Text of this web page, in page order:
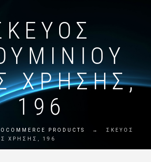
ΧΡΉΣΗΣ,
196
PRODUCTS →
ΣΚΕΎΟΣ
ΧΡΉΣΗΣ, 196